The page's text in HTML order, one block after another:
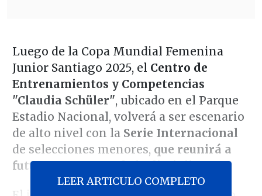
Luego de la Copa Mundial Femenina
Junior Santiago 2025, el Centro de
Entrenamientos y Competencias
"Claudia Schüler", ubicado en el Parque
Estadio Nacional, volverá a ser escenario
de alto nivel con la Serie Internacional
de selecciones menores, que reunirá a
futuras promesas de la disciplina.
LEER ARTICULO COMPLETO